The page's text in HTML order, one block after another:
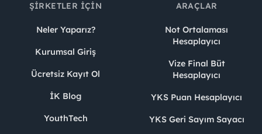
ŞIRKETLER İÇIN
Neler Yaparız?
Kurumsal Giriş
Ücretsiz Kayıt Ol
İK Blog
YouthTech
ARAÇLAR
Not Ortalaması
Hesaplayıcı
Vize Final Büt
Hesaplayıcı
YKS Puan Hesaplayıcı
YKS Geri Sayım Sayacı